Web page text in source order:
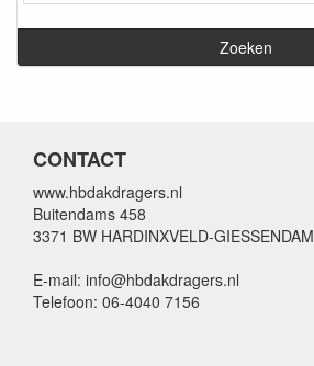
CONTACT
www.hbdakdragers.nl
Buitendams 458
3371 BW HARDINXVELD-GIESSENDAM
E-mail: info@hbdakdragers.nl
Telefoon: 06-4040 7156